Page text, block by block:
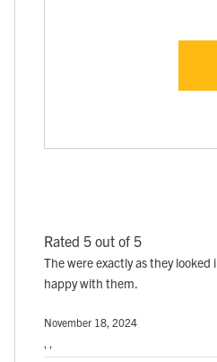
Rated 5 out of 5
The were exactly as they
happy with them.
November 18, 2024